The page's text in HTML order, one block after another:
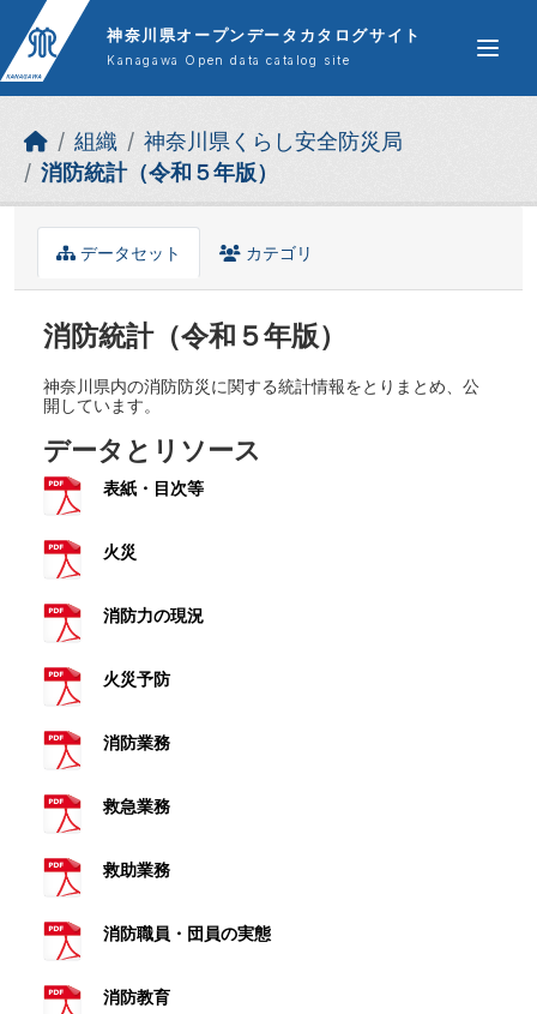
Skip to main content
神奈川県オープンデータカタログサイト
Kanagawa Open data catalog site
組織
神奈川県くらし安全防災局
消防統計（令和５年版）
データセット カテゴリ
消防統計（令和５年版）
神奈川県内の消防防災に関する統計情報をとりまとめ、公
開しています。
データとリソース
表紙・目次等
火災
消防力の現況
火災予防
消防業務
救急業務
救助業務
消防職員・団員の実態
消防教育